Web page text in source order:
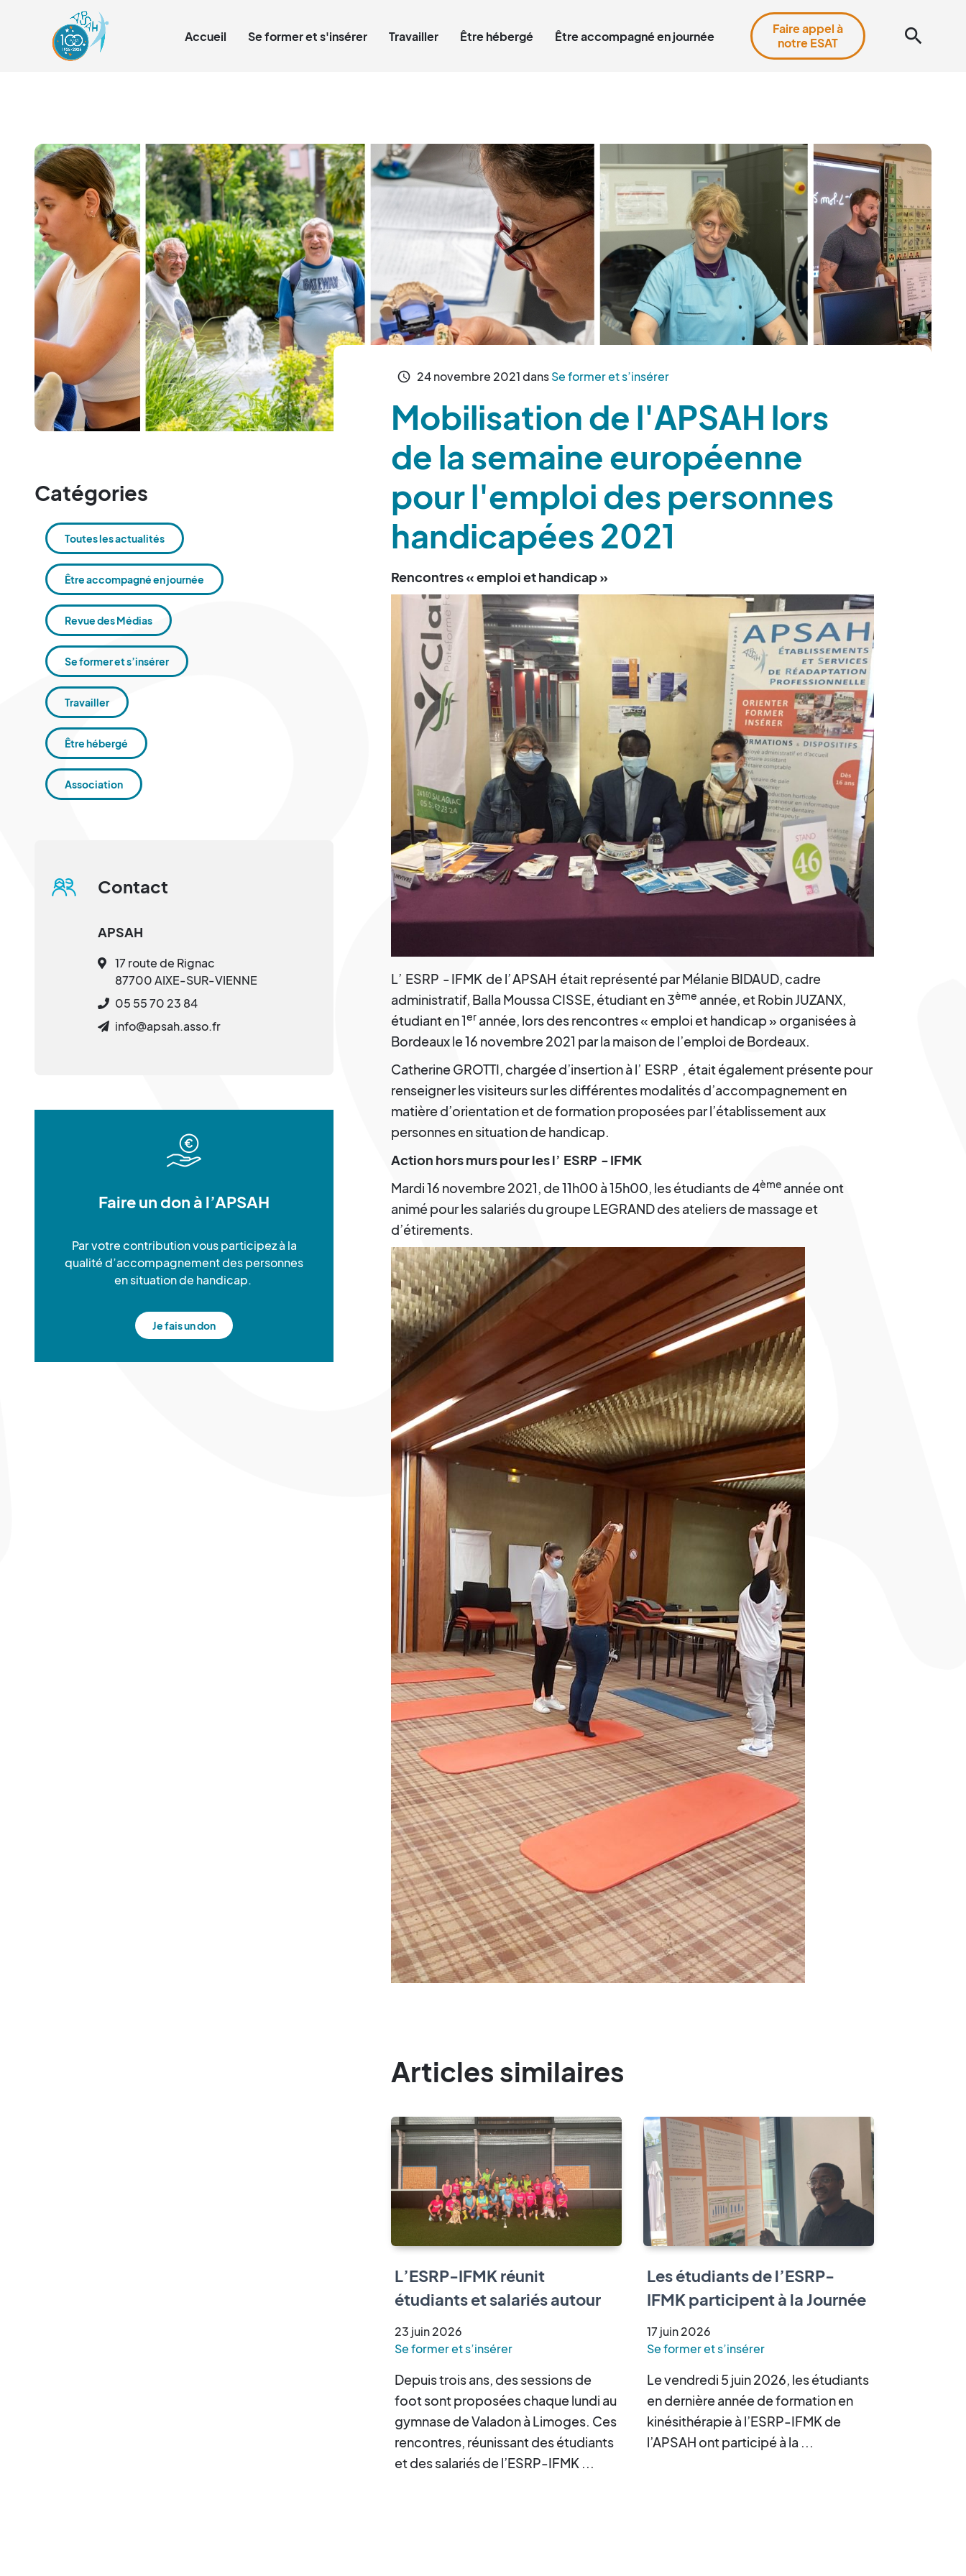
Accueil Se former et s'insérer Travailler Être hébergé Être accompagné en journée
Faire appel à
notre ESAT
search
schedule 24novembre 2021dansSe former et s’insérer
Mobilisation de l'APSAH lors
de la semaine européenne
pour l'emploi des personnes
handicapées 2021
Rencontres « emploi et handicap »
L’ ESRP -IFMK de l’APSAH était représenté par Mélanie BIDAUD, cadre
administratif, Balla Moussa CISSE, étudiant en 3ème année, et Robin JUZANX,
étudiant en 1er année, lors des rencontres « emploi et handicap » organisées à
Bordeaux le 16 novembre 2021 par la maison de l’emploi de Bordeaux.
Catherine GROTTI, chargée d’insertion à l’ ESRP , était également présente pour
renseigner les visiteurs sur les différentes modalités d’accompagnement en
matière d’orientation et de formation proposées par l’établissement aux
personnes en situation de handicap.
Action hors murs pour les l’ ESRP -IFMK
Mardi 16 novembre 2021, de 11h00 à 15h00, les étudiants de 4ème année ont
animé pour les salariés du groupe LEGRAND des ateliers de massage et
d’étirements.
Articles similaires
L’ESRP-IFMK réunit
étudiants et salariés autour
d’un tournoi de cécifoot
23 juin2026
Se former et s’insérer
Depuis trois ans, des sessions de
foot sont proposées chaque lundi au
gymnase de Valadon à Limoges. Ces
rencontres, réunissant des étudiants
et des salariés de l’ESRP-IFMK ...
Les étudiants de l’ESRP-
IFMK participent à la Journée
Scientifique des Sciences de
la Réadaptation
17juin2026
Se former et s’insérer
Le vendredi 5 juin 2026, les étudiants
en dernière année de formation en
kinésithérapie à l’ESRP-IFMK de
l’APSAH ont participé à la ...
Catégories
Toutes les actualités
Être accompagné en journée
Revue des Médias
Se former et s’insérer
Travailler
Être hébergé
Association
Contact
APSAH
17 route de Rignac
87700 AIXE-SUR-VIENNE
05 55 70 23 84
info@apsah.asso.fr
Faire un don à l’APSAH
Par votre contribution vous participez à la
qualité d’accompagnement des personnes
en situation de handicap.
Je fais un don